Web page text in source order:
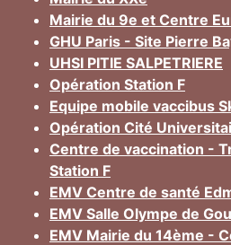
Mairie du 9e et Centre
GHU Paris - Site Pierre
UHSI PITIE SALPETRIERE
Opération Station F
Equipe mobile vaccibus
Opération Cité
Centre de vaccination -
Station F
EMV Centre de santé
EMV Salle Olympe de
EMV Mairie du 14ème -